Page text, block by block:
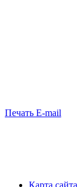
Печать E-mail
Карта сайта